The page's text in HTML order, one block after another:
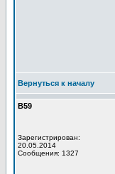
Вернуться к началу
В59
Зарегистрирован:
20.05.2014
Сообщения: 1327